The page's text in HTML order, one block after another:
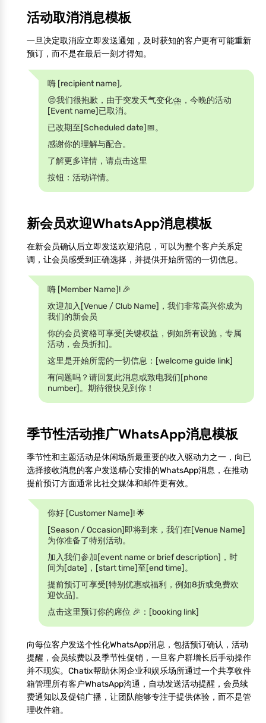
活动取消消息模板
一旦决定取消应立即发送通知，及时获知的客户更有可能重新
预订，而不是在最后一刻才得知。
嗨 [recipient name],
😔我们很抱歉，由于突发天气变化⛈️，今晚的活动
[Event name]已取消。
已改期至[Scheduled date]📅。
感谢你的理解与配合。
了解更多详情，请点击这里
按钮：活动详情。
新会员欢迎WhatsApp消息模板
在新会员确认后立即发送欢迎消息，可以为整个客户关系定
调，让会员感受到正确选择，并提供开始所需的一切信息。
嗨 [Member Name]! 🎉
欢迎加入[Venue / Club Name]，我们非常高兴你成为
我们的新会员
你的会员资格可享受[关键权益，例如所有设施，专属
活动，会员折扣]。
这里是开始所需的一切信息：[welcome guide link]
有问题吗？请回复此消息或致电我们[phone
number]。期待很快见到你！
季节性活动推广WhatsApp消息模板
季节性和主题活动是休闲场所最重要的收入驱动力之一，向已
选择接收消息的客户发送精心安排的WhatsApp消息，在推动
提前预订方面通常比社交媒体和邮件更有效。
你好 [Customer Name]! 🌟
[Season / Occasion]即将到来，我们在[Venue Name]
为你准备了特别活动。
加入我们参加[event name or brief description]，时
间为[date]，[start time]至[end time]。
提前预订可享受[特别优惠或福利，例如8折或免费欢
迎饮品]。
点击这里预订你的席位 🎉：[booking link]
向每位客户发送个性化WhatsApp消息，包括预订确认，活动
提醒，会员续费以及季节性促销，一旦客户群增长后手动操作
并不现实。Chatix帮助休闲企业和娱乐场所通过一个共享收件
箱管理所有客户WhatsApp沟通，自动发送活动提醒，会员续
费通知以及促销广播，让团队能够专注于提供体验，而不是管
理收件箱。